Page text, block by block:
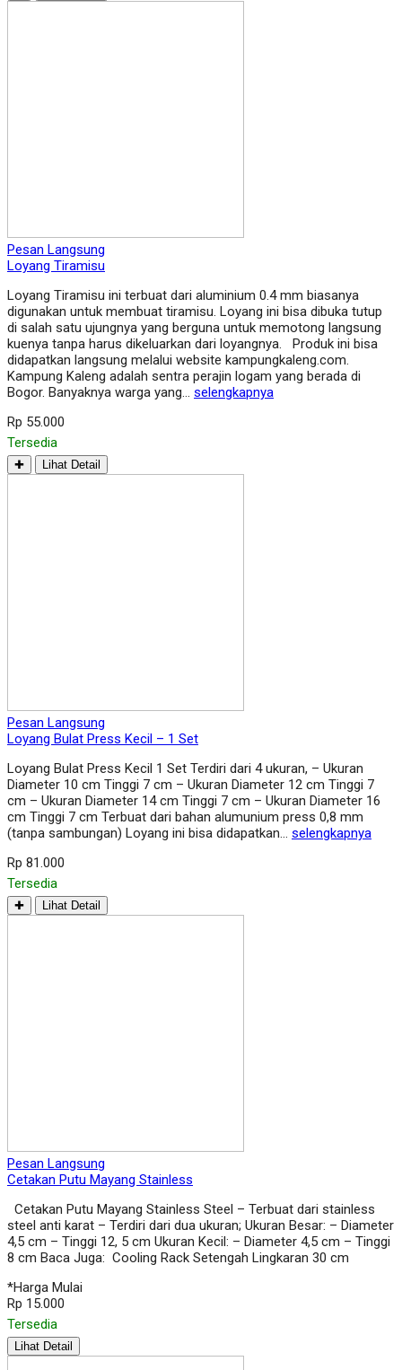
Pesan Langsung
Loyang Tiramisu
Loyang Tiramisu ini terbuat dari aluminium 0.4 mm biasanya
digunakan untuk membuat tiramisu. Loyang ini bisa dibuka tutup
di salah satu ujungnya yang berguna untuk memotong langsung
kuenya tanpa harus dikeluarkan dari loyangnya. Produk ini bisa
didapatkan langsung melalui website kampungkaleng.com.
Kampung Kaleng adalah sentra perajin logam yang berada di
Bogor. Banyaknya warga yang… selengkapnya
Rp 55.000
Tersedia
✚ Lihat Detail
Pesan Langsung
Loyang Bulat Press Kecil – 1 Set
Loyang Bulat Press Kecil 1 Set Terdiri dari 4 ukuran, – Ukuran
Diameter 10 cm Tinggi 7 cm – Ukuran Diameter 12 cm Tinggi 7
cm – Ukuran Diameter 14 cm Tinggi 7 cm – Ukuran Diameter 16
cm Tinggi 7 cm Terbuat dari bahan alumunium press 0,8 mm
(tanpa sambungan) Loyang ini bisa didapatkan… selengkapnya
Rp 81.000
Tersedia
✚ Lihat Detail
Pesan Langsung
Cetakan Putu Mayang Stainless
Cetakan Putu Mayang Stainless Steel – Terbuat dari stainless
steel anti karat – Terdiri dari dua ukuran; Ukuran Besar: – Diameter
4,5 cm – Tinggi 12, 5 cm Ukuran Kecil: – Diameter 4,5 cm – Tinggi
8 cm Baca Juga: Cooling Rack Setengah Lingkaran 30 cm
*Harga Mulai
Rp 15.000
Tersedia
Lihat Detail